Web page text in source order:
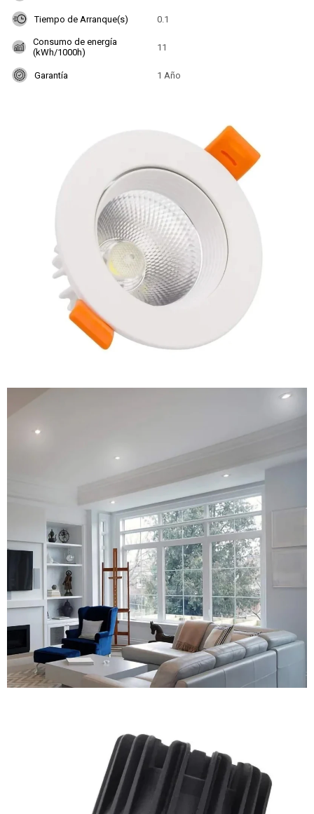
Tiempo de Arranque(s) 0.1
Consumo de energía
(kWh/1000h)
11
Garantía 1 Año